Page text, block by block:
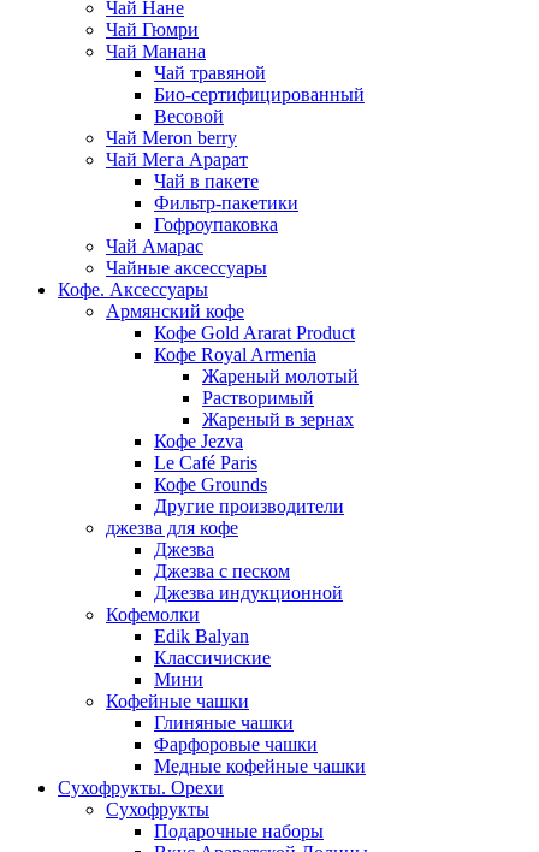
Чай Нане
Чай Гюмри
Чай Манана
Чай травяной
Био-сертифицированный
Весовой
Чай Meron berry
Чай Мега Арарат
Чай в пакете
Фильтр-пакетики
Гофроупаковка
Чай Амарас
Чайные аксессуары
Кофе. Аксессуары
Армянский кофе
Кофе Gold Ararat Product
Кофе Royal Armenia
Жареный молотый
Растворимый
Жареный в зернах
Кофе Jezva
Le Café Paris
Кофе Grounds
Другие производители
джезва для кофе
Джезва
Джезва с песком
Джезва индукционной
Кофемолки
Edik Balyan
Классичиские
Мини
Кофейные чашки
Глиняные чашки
Фарфоровые чашки
Медные кофейные чашки
Сухофрукты. Орехи
Сухофрукты
Подарочные наборы